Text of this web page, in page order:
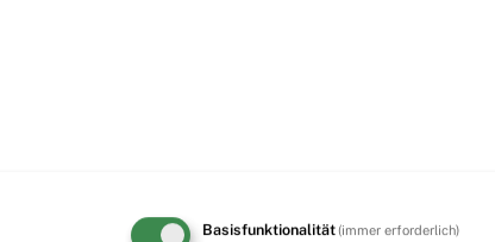
Basisfunktionalität(immer erforderlich)